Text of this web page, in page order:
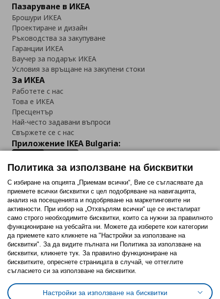
Пазаруване в ИКЕА
Брошури ИКЕА
Проектиране и дизайн
Ръководства за закупуване
Гаранции ИКЕА
Ваучер за подарък ИКЕА
Условия за връщане на закупени стоки
За ИКЕА
Работете с нас
Това е ИКЕА
Пресцентър
Най-често задавани въпроси
Свържете се с нас
Приложение IKEA Bulgaria:
Последвайте ни:
FacebookTwitterYoutubePinterestInstagram
Политика за използване на бисквитки (Cookies)
Избор на настройки за използване на бисквитки
Условия за ползване на ikea.bgОбща политика за личните данни
Политика за използване на бисквитки
С избиране на опцията „Приемам всички“, Вие се съгласявате да
приемете всички бисквитки с цел подобряване на навигацията,
анализ на посещенията и подобряване на маркетинговите ни
активности. При избор на „Отхвърлям всички“ ще се инсталират
само строго необходимитe бисквитки, които са нужни за правилното
функциониране на уебсайта ни. Можете да изберете кои категории
да приемете като кликнете на "Настройки за използване на
бисквитки". За да видите пълната ни Политика за използване на
бисквитки, кликнете тук. За правилно функциониране на
бисквитките, опреснете страницата в случай, че оттеглите
съгласието си за използване на бисквитки.
Настройки за използване на бисквитки